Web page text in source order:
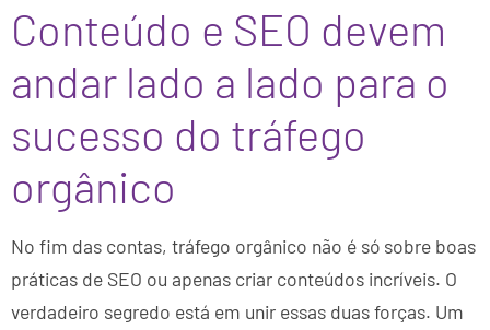
Conteúdo e SEO devem
andar lado a lado para o
sucesso do tráfego
orgânico
No fim das contas, tráfego orgânico não é só sobre boas
práticas de SEO ou apenas criar conteúdos incríveis. O
verdadeiro segredo está em unir essas duas forças. Um